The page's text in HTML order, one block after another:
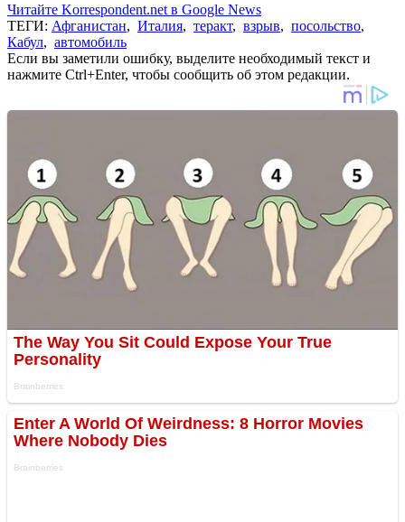
Читайте Korrespondent.net в Google News
ТЕГИ: Афганистан, Италия, теракт, взрыв, посольство,
Кабул, автомобиль
Если вы заметили ошибку, выделите необходимый текст и
нажмите Ctrl+Enter, чтобы сообщить об этом редакции.